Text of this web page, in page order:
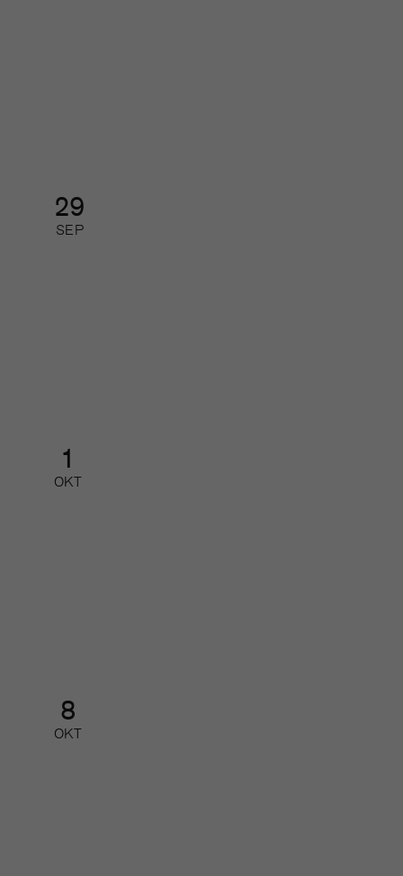
29
SEP
1
OKT
8
OKT